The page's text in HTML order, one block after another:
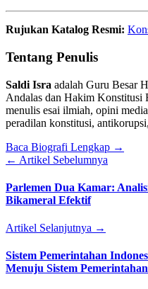
Rujukan Katalog Resmi:
Tentang Penulis
Saldi Isra adalah Guru Besar
Andalas dan Hakim Konstitusi
menulis esai ilmiah, opini
peradilan konstitusi,
Baca Biografi Lengkap →
← Artikel Sebelumnya
Parlemen Dua Kamar:
Bikameral Efektif
Artikel Selanjutnya →
Sistem Pemerintahan
Menuju Sistem